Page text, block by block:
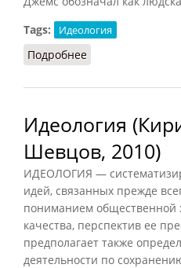
Tags:
Идеология
Подробнее
Идеология
Шевцов, 2010)
ИДЕОЛОГИЯ —
идей, связанных прежде
пониманием общественной
качества, перспектив ее
предполагает также
деятельности по